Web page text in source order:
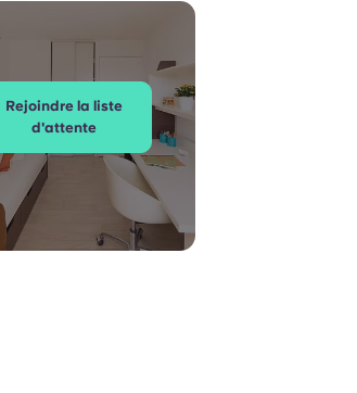
Rejoindre la liste
d'attente